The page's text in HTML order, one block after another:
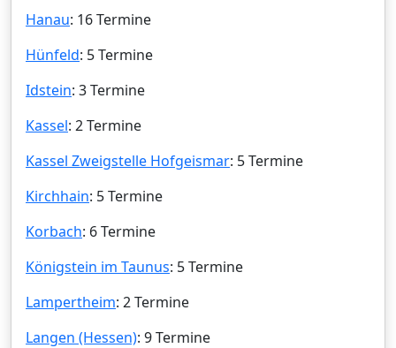
Hanau: 16 Termine
Hünfeld: 5 Termine
Idstein: 3 Termine
Kassel: 2 Termine
Kassel Zweigstelle Hofgeismar: 5 Termine
Kirchhain: 5 Termine
Korbach: 6 Termine
Königstein im Taunus: 5 Termine
Lampertheim: 2 Termine
Langen (Hessen): 9 Termine